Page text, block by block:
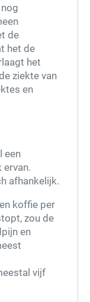
de
het de
het
ziekte van
en
een
ervan.
afhankelijk.
koffie per
zou de
en
vijf